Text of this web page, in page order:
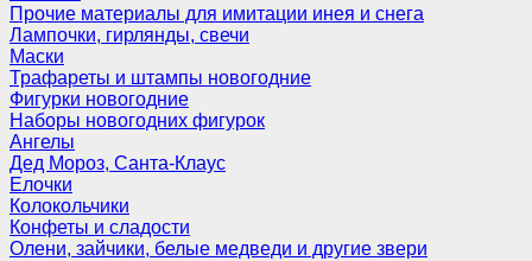
Прочие материалы для имитации инея и снега
Лампочки, гирлянды, свечи
Маски
Трафареты и штампы новогодние
Фигурки новогодние
Наборы новогодних фигурок
Ангелы
Дед Мороз, Санта-Клаус
Елочки
Колокольчики
Конфеты и сладости
Олени, зайчики, белые медведи и другие звери